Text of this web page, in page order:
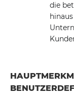
die